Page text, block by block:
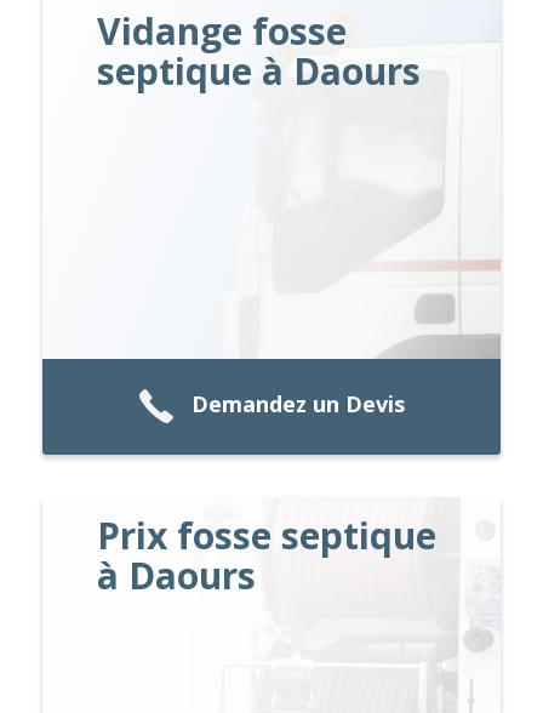
Vidange fosse
septique à Daours
Demandez un Devis
Prix fosse septique
à Daours